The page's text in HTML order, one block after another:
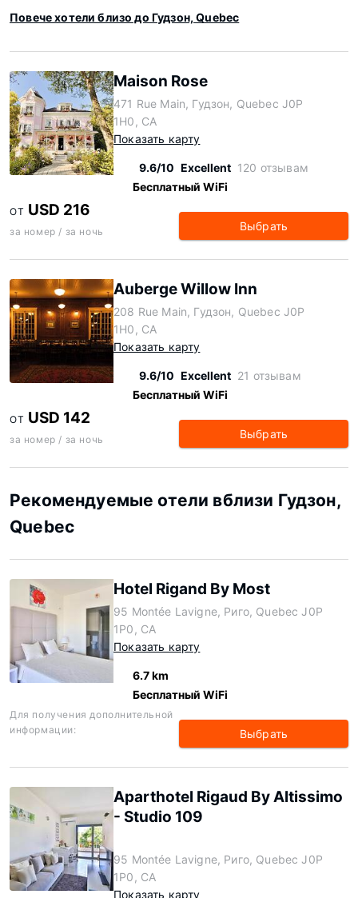
Повече хотели близо до Гудзон, Quebec
Maison Rose
471 Rue Main, Гудзон, Quebec J0P
1H0, CA
Показать карту
9.6/10 Excellent 120 отзывам
Бесплатный WiFi
ОТ USD 216
за номер / за ночь Выбрать
Auberge Willow Inn
208 Rue Main, Гудзон, Quebec J0P
1H0, CA
Показать карту
9.6/10 Excellent 21 отзывам
Бесплатный WiFi
ОТ USD 142
за номер / за ночь Выбрать
Рекомендуемые отели вблизи Гудзон,
Quebec
Hotel Rigand By Most
95 Montée Lavigne, Риго, Quebec J0P
1P0, CA
Показать карту
6.7 km
Бесплатный WiFi
Для получения дополнительной
информации:
Выбрать
Aparthotel Rigaud By Altissimo
- Studio 109
95 Montée Lavigne, Риго, Quebec J0P
1P0, CA
Показать карту